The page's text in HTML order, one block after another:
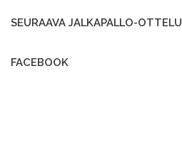
SEURAAVA JALKAPALLO-OTTELU
FACEBOOK